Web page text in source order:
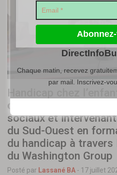
Handicap chez
de crise humanitaire :
sociaux et
du Sud-Ouest en
du handicap à
du Washington Group
Posté par Lassané BA - 17 juillet
Chaque matin, recevez
par mail. Inscrivez-